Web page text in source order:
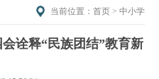
当前位置： 首页 > 中小学
诠释“民族团结”教育新